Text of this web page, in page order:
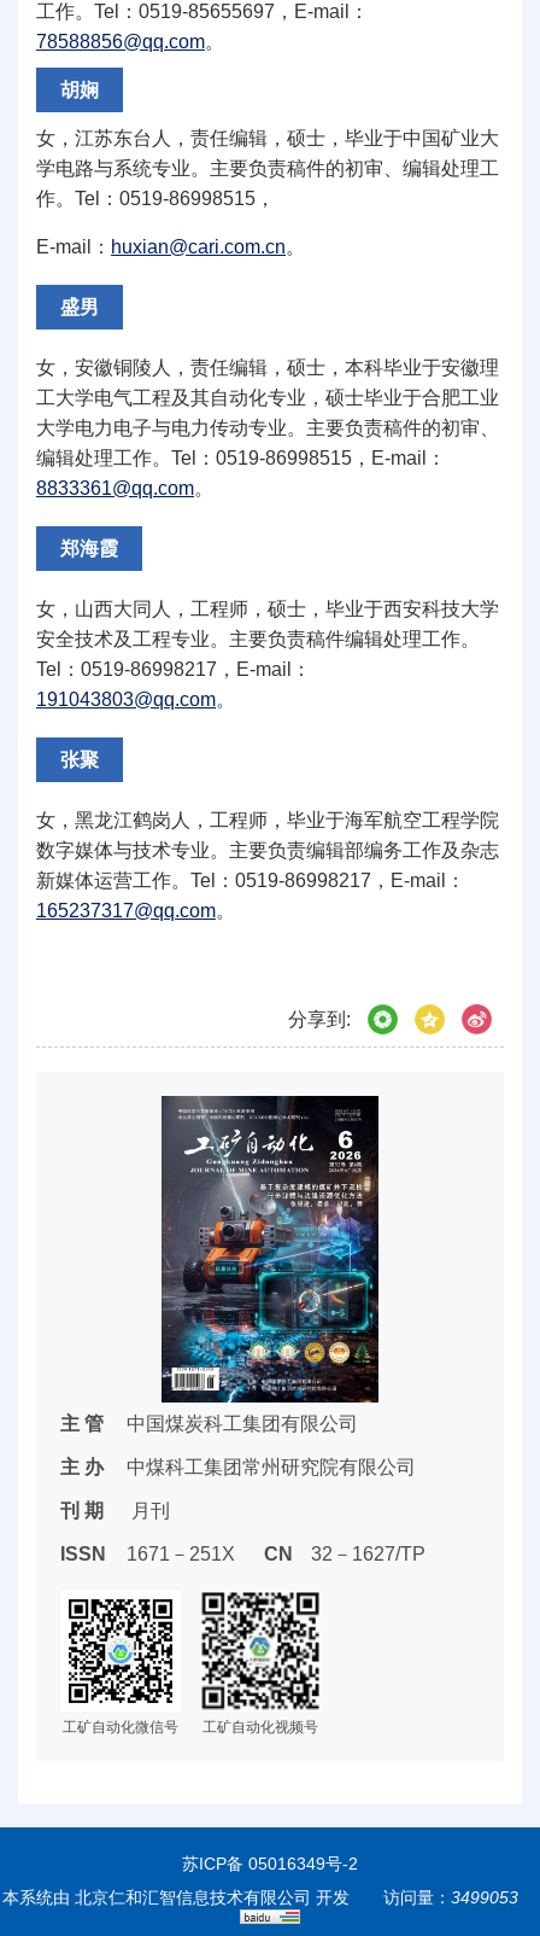
工作。Tel：0519-85655697，E-mail：
78588856@qq.com。
胡娴
女，江苏东台人，责任编辑，硕士，毕业于中国矿业大
学电路与系统专业。主要负责稿件的初审、编辑处理工
作。Tel：0519-86998515，
E-mail： huxian@cari.com.cn。
盛男
女，安徽铜陵人，责任编辑，硕士，本科毕业于安徽理
工大学电气工程及其自动化专业，硕士毕业于合肥工业
大学电力电子与电力传动专业。主要负责稿件的初审、
编辑处理工作。Tel：0519-86998515，E-mail：
8833361@qq.com。
郑海霞
女，山西大同人，工程师，硕士，毕业于西安科技大学
安全技术及工程专业。主要负责稿件编辑处理工作。
Tel：0519-86998217，E-mail：
191043803@qq.com。
张聚
女，黑龙江鹤岗人，工程师，毕业于海军航空工程学院
数字媒体与技术专业。主要负责编辑部编务工作及杂志
新媒体运营工作。Tel：0519-86998217，E-mail：
165237317@qq.com。
分享到:
主 管 中国煤炭科工集团有限公司
主 办 中煤科工集团常州研究院有限公司
刊 期 月刊
ISSN 1671－251X CN 32－1627/TP
工矿自动化微信号 工矿自动化视频号
苏ICP备 05016349号-2
本系统由 北京仁和汇智信息技术有限公司 开发 访问量： 3499053